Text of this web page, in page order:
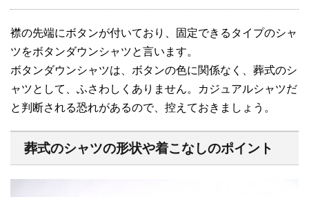
襟の先端にボタンが付いており、固定できるタイプのシャ
ツをボタンダウンシャツと言います。
ボタンダウンシャツは、ボタンの色に関係なく、葬式のシ
ャツとして、ふさわしくありません。カジュアルシャツだ
と判断される恐れがあるので、控えておきましょう。
葬式のシャツの形状や着こなしのポイント